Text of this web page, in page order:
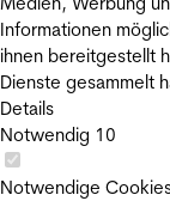
Informationen
ihnen bereitgestellt
Dienste gesammelt
Details
Notwendig 10
Notwendige